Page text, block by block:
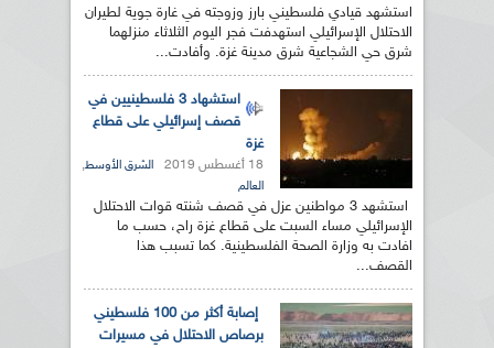
استشهد قيادي فلسطيني بارز وزوجته في غارة جوية لطيران
الاحتلال الإسرائيلي استهدفت فجر اليوم الثلاثاء منزلهما
شرق حي الشجاعية شرق مدينة غزة. وأفادت...
استشهاد 3 فلسطينيين في
قصف إسرائيلي على قطاع
غزة
18 أغسطس 2019 الشرق الأوسط,
العالم
استشهد 3 مواطنين عزل في قصف شنته قوات الاحتلال
الإسرائيلي مساء السبت على قطاع غزة راح، حسب ما
افادت به وزارة الصحة الفلسطينية. كما تسبب هذا
القصف...
إصابة أكثر من 100 فلسطيني
برصاص الاحتلال في مسيرات